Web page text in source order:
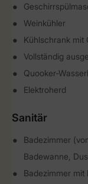
Weinkühler
Kühlschrank mit
Vollständig
Quooker-
Elektroherd
Sanitär
Badezimmer
Badewanne,
Badezimmer mit